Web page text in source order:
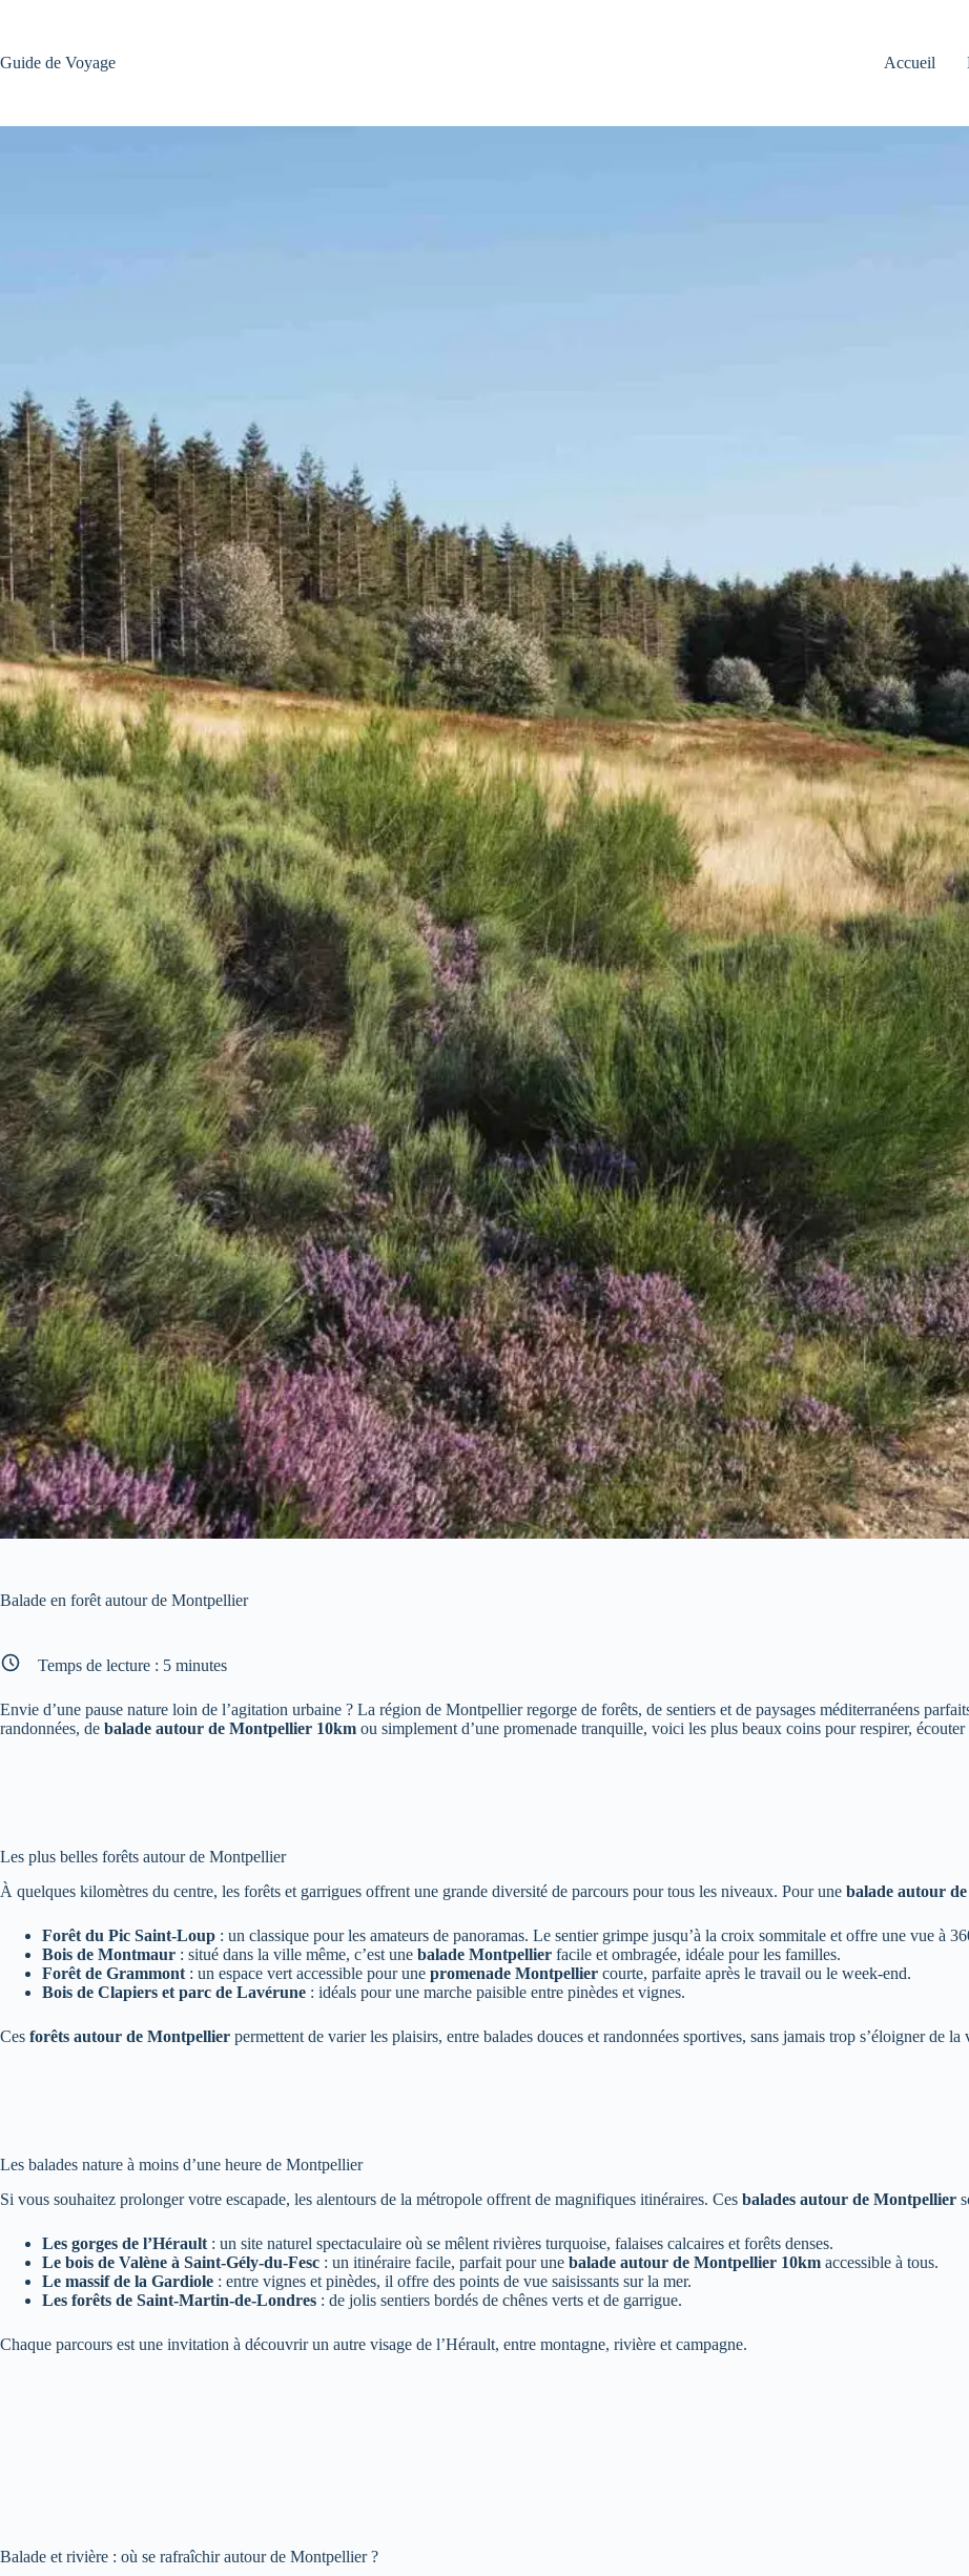
Guide de Voyage
Accueil
Balade en forêt autour de Montpellier
Temps de lecture : 5 minutes
Envie d’une pause nature loin de l’agitation urbaine ? La région de Montpellier regorge de forêts, de sentiers et de paysages méditerranéens
randonnées, de balade autour de Montpellier 10km ou simplement d’une promenade tranquille, voici les plus beaux coins pour respirer,
Les plus belles forêts autour de Montpellier
À quelques kilomètres du centre, les forêts et garrigues offrent une grande diversité de parcours pour tous les niveaux. Pour une balade autour
Forêt du Pic Saint-Loup : un classique pour les amateurs de panoramas. Le sentier grimpe jusqu’à la croix sommitale et offre une vue à
Bois de Montmaur : situé dans la ville même, c’est une balade Montpellier facile et ombragée, idéale pour les familles.
Forêt de Grammont : un espace vert accessible pour une promenade Montpellier courte, parfaite après le travail ou le week-end.
Bois de Clapiers et parc de Lavérune : idéals pour une marche paisible entre pinèdes et vignes.
Ces forêts autour de Montpellier permettent de varier les plaisirs, entre balades douces et randonnées sportives, sans jamais trop s’éloigner de la
Les balades nature à moins d’une heure de Montpellier
Si vous souhaitez prolonger votre escapade, les alentours de la métropole offrent de magnifiques itinéraires. Ces balades autour de Montpellier
Les gorges de l’Hérault : un site naturel spectaculaire où se mêlent rivières turquoise, falaises calcaires et forêts denses.
Le bois de Valène à Saint-Gély-du-Fesc : un itinéraire facile, parfait pour une balade autour de Montpellier 10km accessible à tous.
Le massif de la Gardiole : entre vignes et pinèdes, il offre des points de vue saisissants sur la mer.
Les forêts de Saint-Martin-de-Londres : de jolis sentiers bordés de chênes verts et de garrigue.
Chaque parcours est une invitation à découvrir un autre visage de l’Hérault, entre montagne, rivière et campagne.
Balade et rivière : où se rafraîchir autour de Montpellier ?